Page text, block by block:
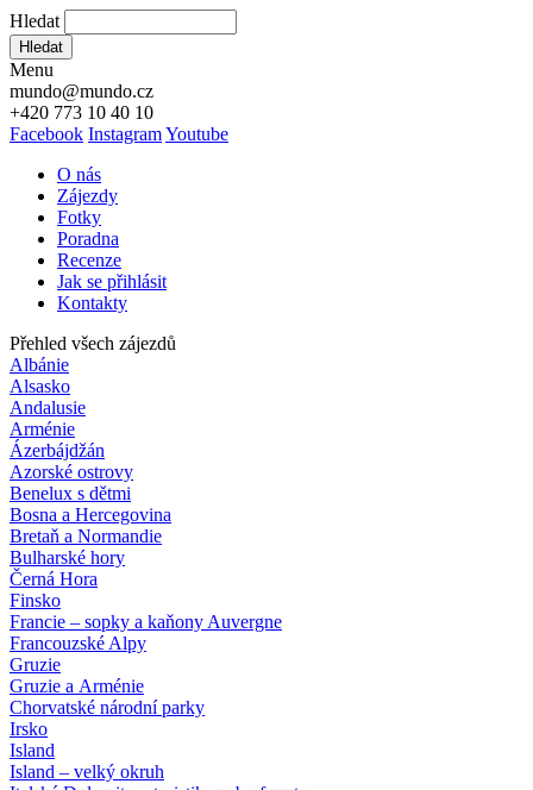
Hledat
Hledat
Menu
mundo@mundo.cz
+420 773 10 40 10
Facebook InstagramYoutube
O nás
Zájezdy
Fotky
Poradna
Recenze
Jak se přihlásit
Kontakty
Přehled všech zájezdů
Albánie
Alsasko
Andalusie
Arménie
Ázerbájdžán
Azorské ostrovy
Benelux s dětmi
Bosna a Hercegovina
Bretaň a Normandie
Bulharské hory
Černá Hora
Finsko
Francie – sopky a kaňony Auvergne
Francouzské Alpy
Gruzie
Gruzie a Arménie
Chorvatské národní parky
Irsko
Island
Island – velký okruh